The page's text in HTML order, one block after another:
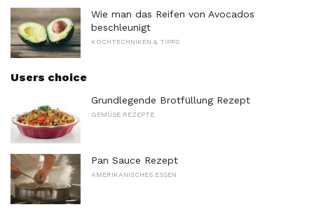
Wie man das Reifen von Avocados
beschleunigt
KOCHTECHNIKEN & TIPPS
Users choice
Grundlegende Brotfüllung Rezept
GEMÜSE REZEPTE
Pan Sauce Rezept
AMERIKANISCHES ESSEN